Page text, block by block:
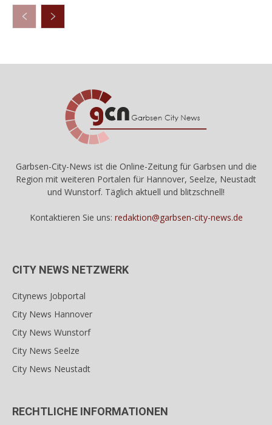
Garbsen-City-News ist die Online-Zeitung für Garbsen und die
Region mit weiteren Portalen für Hannover, Seelze, Neustadt
und Wunstorf. Täglich aktuell und blitzschnell!
Kontaktieren Sie uns: redaktion@garbsen-city-news.de
CITY NEWS NETZWERK
Citynews Jobportal
City News Hannover
City News Wunstorf
City News Seelze
City News Neustadt
RECHTLICHE INFORMATIONEN